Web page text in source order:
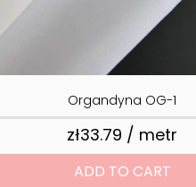
Organdyna OG-1
zł33.79 / metr
ADD TO CART